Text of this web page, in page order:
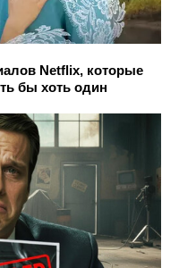
Netflix, которые
бы хоть один